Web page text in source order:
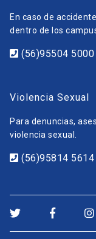
En caso de
dentro de los
(56)95504 5000
Violencia Sexual
Para denuncias,
violencia sexual.
(56)95814 5614